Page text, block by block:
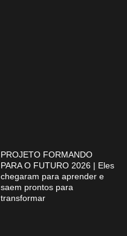
PROJETO FORMANDO
PARA O FUTURO 2026 | Eles
chegaram para aprender e
saem prontos para
transformar